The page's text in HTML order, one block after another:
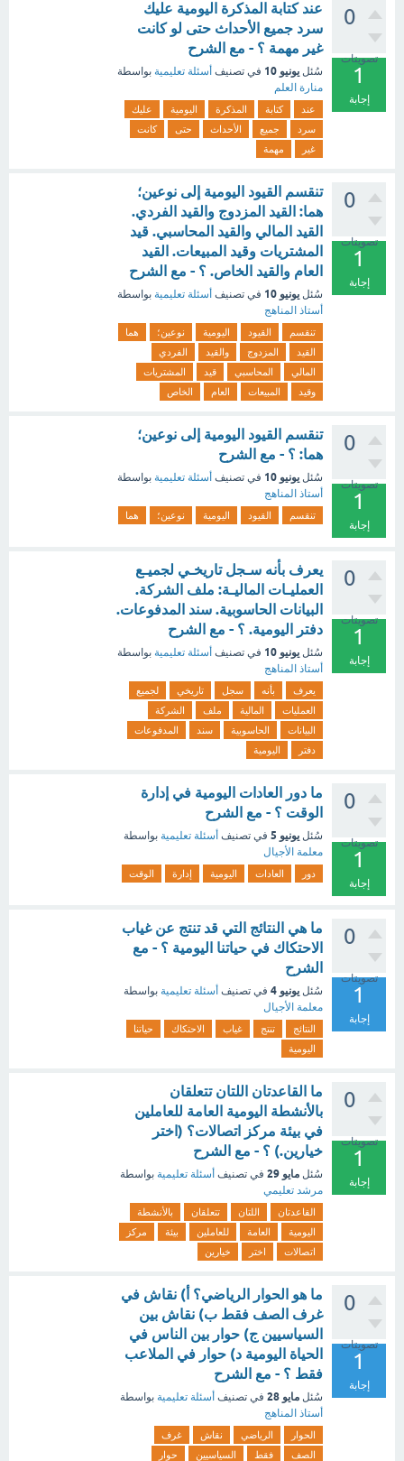
0
تصويتات
1
إجابة
عند كتابة المذكرة اليومية عليك
سرد جميع الأحداث حتى لو كانت
غير مهمة ؟ - مع الشرح
سُئل يونيو 10 في تصنيف أسئلة تعليمية بواسطة
منارة العلم
عند كتابة المذكرة اليومية
عليك
سرد
جميع الأحداث حتى
كانت
غير
مهمة
0
تصويتات
1
إجابة
تنقسم القيود اليومية إلى نوعين؛
هما: القيد المزدوج والقيد الفردي.
القيد المالي والقيد المحاسبي. قيد
المشتريات وقيد المبيعات. القيد
العام والقيد الخاص. ؟ - مع الشرح
سُئل يونيو 10 في تصنيف أسئلة تعليمية بواسطة
أستاذ المناهج
تنقسم القيود اليومية نوعين؛
هما
القيد
المزدوج والقيد
الفردي
المالي
المحاسبي قيد
المشتريات
وقيد
المبيعات العام الخاص
0
تصويتات
1
إجابة
تنقسم القيود اليومية إلى نوعين؛
هما: ؟ - مع الشرح
سُئل يونيو 10 في تصنيف أسئلة تعليمية بواسطة
أستاذ المناهج
تنقسم القيود اليومية نوعين؛ هما
0
تصويتات
1
إجابة
يعرف بأنه سـجل تاريخـي لجميـع
العمليـات الماليـة: ملف الشركة.
البيانات الحاسوبية. سند المدفوعات.
دفتر اليومية. ؟ - مع الشرح
سُئل يونيو 10 في تصنيف أسئلة تعليمية بواسطة
أستاذ المناهج
يعرف بأنه سجل تاريخي
لجميع
العمليات
المالية ملف
الشركة
البيانات
الحاسوبية سند
المدفوعات
دفتر
اليومية
0
تصويتات
1
إجابة
ما دور العادات اليومية في إدارة
الوقت ؟ - مع الشرح
سُئل يونيو 5 في تصنيف أسئلة تعليمية بواسطة
معلمة الأجيال
دور العادات اليومية إدارة الوقت
0
تصويتات
1
إجابة
ما هي النتائج التي قد تنتج عن غياب
الاحتكاك في حياتنا اليومية ؟ - مع
الشرح
سُئل يونيو 4 في تصنيف أسئلة تعليمية بواسطة
معلمة الأجيال
النتائج تنتج غياب الاحتكاك
حياتنا
اليومية
0
تصويتات
1
إجابة
ما القاعدتان اللتان تتعلقان
بالأنشطة اليومية العامة للعاملين
في بيئة مركز اتصالات؟ (اختر
خيارين.) ؟ - مع الشرح
سُئل مايو 29 في تصنيف أسئلة تعليمية بواسطة
مرشد تعليمي
القاعدتان اللتان تتعلقان
بالأنشطة
اليومية
العامة للعاملين بيئة
مركز
اتصالات
اختر خيارين
0
تصويتات
1
إجابة
ما هو الحوار الرياضي؟ أ) نقاش في
غرف الصف فقط ب) نقاش بين
السياسيين ج) حوار بين الناس في
الحياة اليومية د) حوار في الملاعب
فقط ؟ - مع الشرح
سُئل مايو 28 في تصنيف أسئلة تعليمية بواسطة
أستاذ المناهج
الحوار الرياضي نقاش
غرف
الصف
فقط السياسيين
حوار